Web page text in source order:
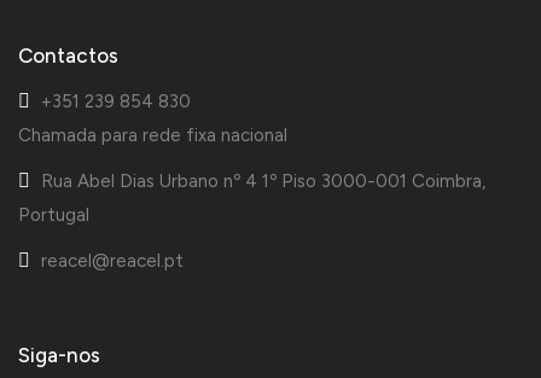
Contactos
+351 239 854 830
Chamada para rede fixa nacional
Rua Abel Dias Urbano nº 4 1º Piso 3000-001 Coimbra,
Portugal
reacel@reacel.pt
Siga-nos